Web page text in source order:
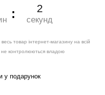
0
секунд
товар інтернет-магазину на всій
не контролюються владою
у подарунок